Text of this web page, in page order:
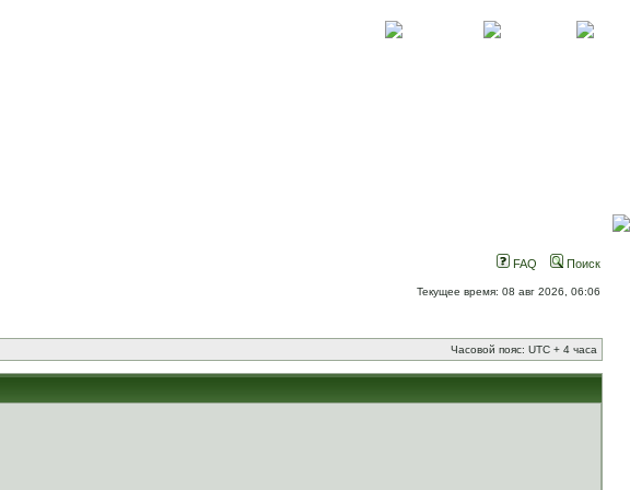
FAQ Поиск
Текущее время: 08 авг 2026, 06:06
Часовой пояс: UTC + 4 часа